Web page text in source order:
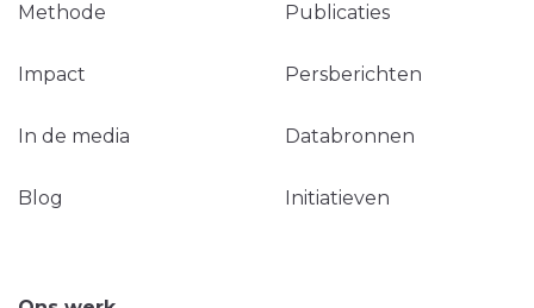
Methode Publicaties
Impact Persberichten
In de media Databronnen
Blog Initiatieven